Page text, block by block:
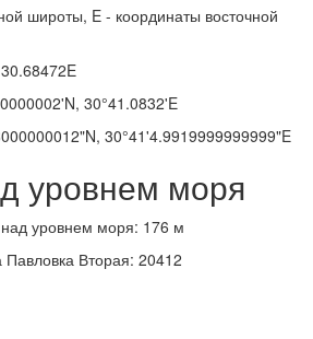
широты, E - координаты восточной
30°41.0832'E
30°41'4.9919999999999"E
уровнем моря
уровнем моря: 176 м
Вторая: 20412